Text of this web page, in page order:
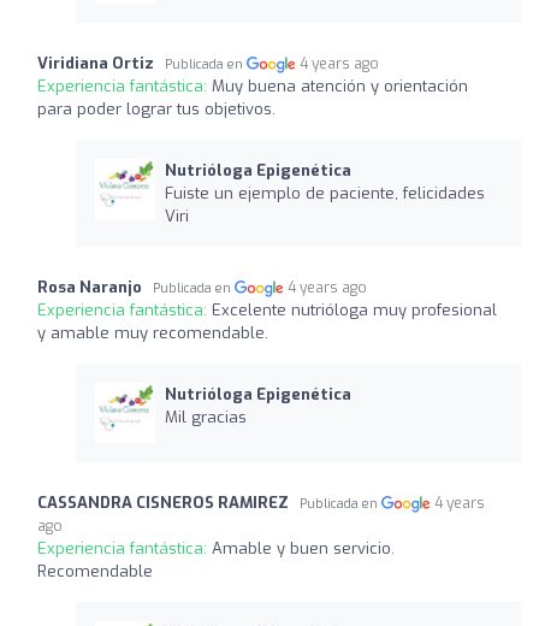
Viridiana Ortiz Publicada en 4 years ago
Experiencia fantástica: Muy buena atención y orientación
para poder lograr tus objetivos.
Nutrióloga Epigenética
Fuiste un ejemplo de paciente, felicidades
Viri
Rosa Naranjo Publicada en 4 years ago
Experiencia fantástica: Excelente nutrióloga muy profesional
y amable muy recomendable.
Nutrióloga Epigenética
Mil gracias
CASSANDRA CISNEROS RAMIREZ Publicada en
4 years
ago
Experiencia fantástica: Amable y buen servicio.
Recomendable